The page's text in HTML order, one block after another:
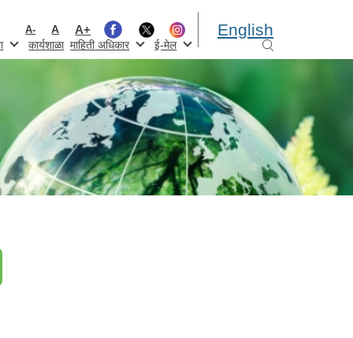
A- A A+ English
कार्यशाळा माहिती अधिकार ई-मेल